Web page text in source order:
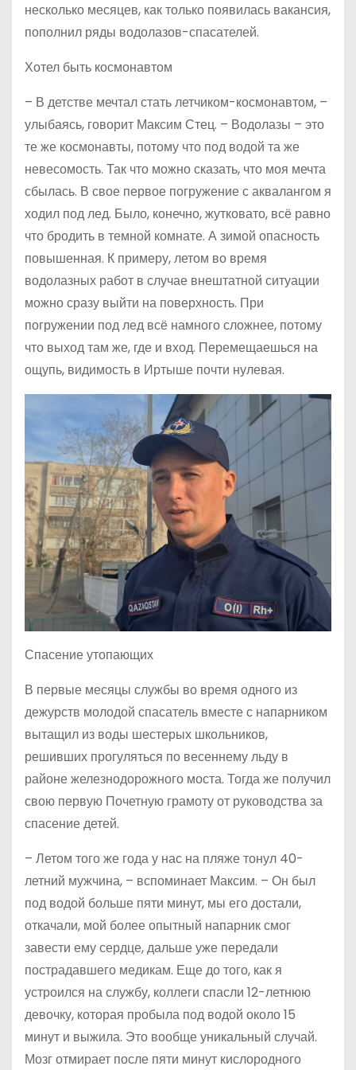
несколько месяцев, как только появилась вакансия,
пополнил ряды водолазов-спасателей.
Хотел быть космонавтом
– В детстве мечтал стать летчиком-космонавтом, –
улыбаясь, говорит Максим Стец. – Водолазы – это
те же космонавты, потому что под водой та же
невесомость. Так что можно сказать, что моя мечта
сбылась. В свое первое погружение с аквалангом я
ходил под лед. Было, конечно, жутковато, всё равно
что бродить в темной комнате. А зимой опасность
повышенная. К примеру, летом во время
водолазных работ в случае внештатной ситуации
можно сразу выйти на поверхность. При
погружении под лед всё намного сложнее, потому
что выход там же, где и вход. Перемещаешься на
ощупь, видимость в Иртыше почти нулевая.
Спасение утопающих
В первые месяцы службы во время одного из
дежурств молодой спасатель вместе с напарником
вытащил из воды шестерых школьников,
решивших прогуляться по весеннему льду в
районе железнодорожного моста. Тогда же получил
свою первую Почетную грамоту от руководства за
спасение детей.
– Летом того же года у нас на пляже тонул 40-
летний мужчина, – вспоминает Максим. – Он был
под водой больше пяти минут, мы его достали,
откачали, мой более опытный напарник смог
завести ему сердце, дальше уже передали
пострадавшего медикам. Еще до того, как я
устроился на службу, коллеги спасли 12-летнюю
девочку, которая пробыла под водой около 15
минут и выжила. Это вообще уникальный случай.
Мозг отмирает после пяти минут кислородного